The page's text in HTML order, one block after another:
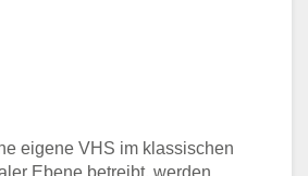
eigene VHS im klassischen
Ebene betreibt, werden